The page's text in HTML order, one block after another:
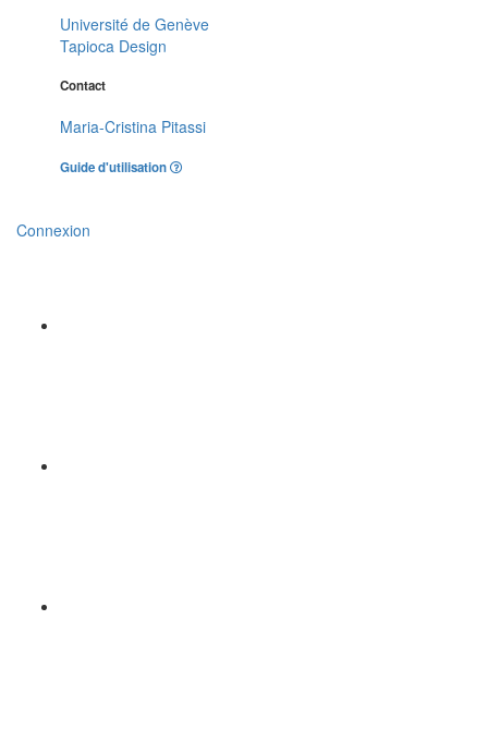
Université de Genève
Tapioca Design
Contact
Maria-Cristina Pitassi
Guide d'utilisation
Connexion